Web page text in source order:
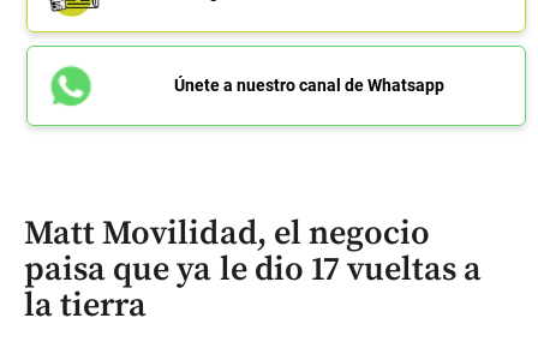
Únete a nuestro canal de Whatsapp
Matt Movilidad, el negocio
paisa que ya le dio 17 vueltas a
la tierra